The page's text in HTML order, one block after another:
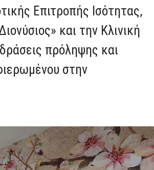
Επιτροπής Ισότητας,
και την Κλινική
πρόληψης και
στην